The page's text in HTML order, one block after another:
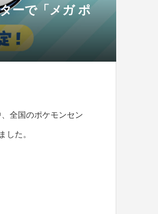
ーで「メガ ポ
全国のポケモンセン
した。